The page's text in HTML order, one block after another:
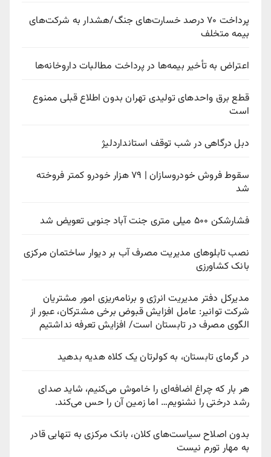
پرداخت ۷۰ درصد خسارت‌های جنگ/هشدار به شرکت‌های
بیمه متخلف
اعتراض به تأخیر بیمه‌ها در پرداخت مطالبات داروخانه‌ها
قطع برق واحدهای تولیدی تهران بدون اطلاع قبلی ممنوع
است
دبل درگاهی در شب توقف استانداردلیژ
سقوط فروش خودروسازان | ۷۹ هزار خودرو کمتر فروخته
فشارشکن ۵۰۰ میلی متری جنت آباد جنوبی تعویض شد
نصب تابلوهای مدیریت مصرف آب بر دیوار ساختمان مرکزی
بانک کشاورزی
مدیرکل دفتر مدیریت انرژی و برنامه‌ریزی امور مشتریان
شرکت توانیر: عامل افزایش قبوض برخی مشترکان، عبور از
الگوی مصرف در تابستان است/ افزایش تعرفه نداشتیم
در گرمای تابستان، به کولرتان یک کلاه هدیه بدهید
هر بار که چراغ اضافه‌ای را خاموش می‌کنیم، شاید صدای
رشد درختی را نشنویم… اما زمین آن را حس می‌کند.
بدون اصلاح سیاست‌های کلان، بانک مرکزی به تنهایی قادر
به مهار تورم نیست